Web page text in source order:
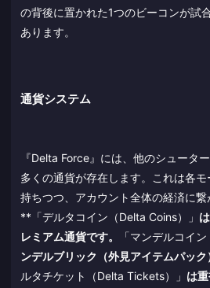
の背後に置かれた1つのビーコンが試
あります。
通貨システム
『Delta Force』には、他のシュータ
多くの通貨が存在します。これは各
持ちつつ、アカウント全体の経済に繋
**「デルタコイン（Delta Coins）」
レミアム通貨です。
「マンデルコイ
ンデルブリック（外見アイテムパック
ルタチケット（Delta Tickets）」 は